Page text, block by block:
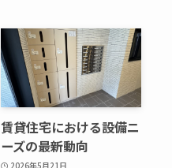
賃貸住宅における設備ニ
ーズの最新動向
2026年5月21日